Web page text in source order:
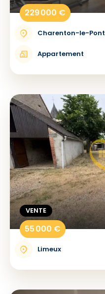
229 000 €
Charenton-le-Pont
Appartement
VENTE
55 000 €
Limeux